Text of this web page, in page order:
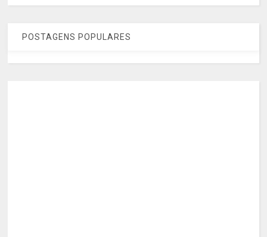
POSTAGENS POPULARES